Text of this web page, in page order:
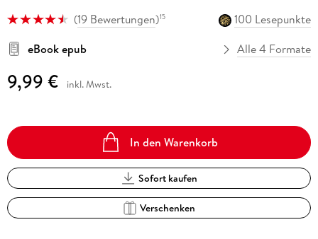
(19 Bewertungen)15
100 Lesepunkte
eBook epub
Alle 4 Formate
9,99 € inkl. Mwst.
In den Warenkorb
Sofort kaufen
Verschenken